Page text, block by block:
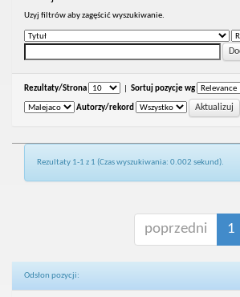
Uzyj filtrów aby zagęścić wyszukiwanie.
Rezultaty/Strona Sortuj pozycje wg
Autorzy/rekord
Rezultaty 1-1 z 1 (Czas wyszukiwania: 0.002 sekund).
poprzedni 1
Odsłon pozycji: